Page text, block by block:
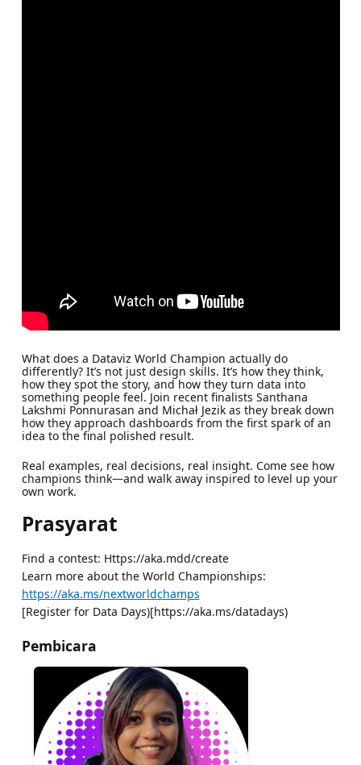
What does a Dataviz World Champion actually do
differently? It’s not just design skills. It’s how they think,
how they spot the story, and how they turn data into
something people feel. Join recent finalists Santhana
Lakshmi Ponnurasan and Michał Jezik as they break down
how they approach dashboards from the first spark of an
idea to the final polished result.
Real examples, real decisions, real insight. Come see how
champions think—and walk away inspired to level up your
own work.
Prasyarat
Find a contest: Https://aka.mdd/create
Learn more about the World Championships:
https://aka.ms/nextworldchamps
[Register for Data Days)[https://aka.ms/datadays)
Pembicara